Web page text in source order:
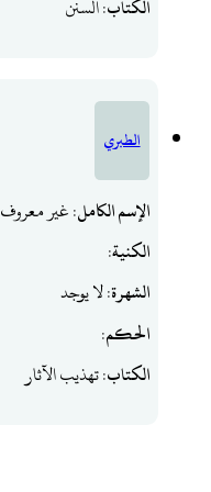
الكتاب: السنن
الطبري
الإسم الكامل: غير معروف
الكنية:
الشهرة: لا يوجد
الحكم:
الكتاب: تهذيب الآثار